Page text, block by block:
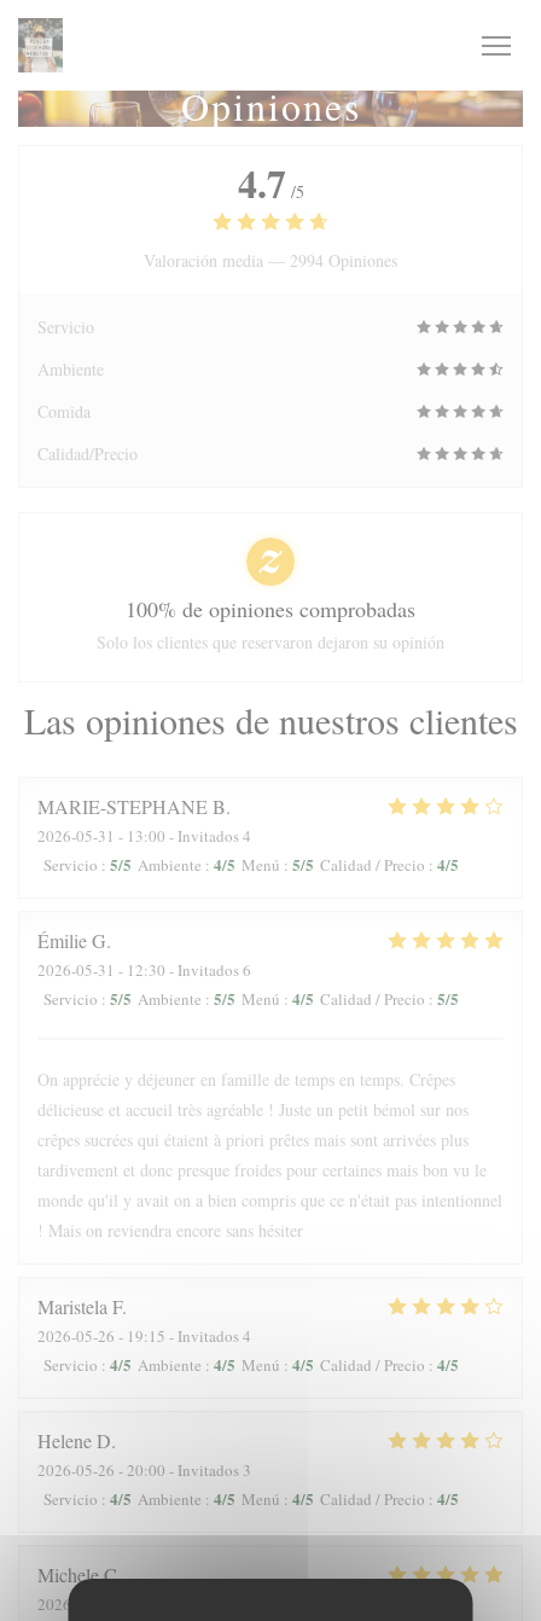
Personalización de sus opciones de cookies
Opiniones
Las opiniones de nuestros clientes
MARIE-STEPHANEB
2026-05-31 - 13:00 - Invitados 4
Servicio : 5/5 Ambiente : 4/5 Menú : 5/5 Calidad / Precio : 4/5
ÉmilieG
2026-05-31 - 12:30 - Invitados 6
Servicio : 5/5 Ambiente : 5/5 Menú : 4/5 Calidad / Precio : 5/5
On apprécie y déjeuner en famille de temps en temps. Crêpes
délicieuse et accueil très agréable ! Juste un petit bémol sur nos
crêpes sucrées qui étaient à priori prêtes mais sont arrivées plus
tardivement et donc presque froides pour certaines mais bon vu le
monde qu'il y avait on a bien compris que ce n'était pas intentionnel
! Mais on reviendra encore sans hésiter
Maristela F
2026-05-26 - 19:15 - Invitados 4
Servicio : 4/5 Ambiente : 4/5 Menú : 4/5 Calidad / Precio : 4/5
HeleneD
2026-05-26 - 20:00 - Invitados 3
Servicio : 4/5 Ambiente : 4/5 Menú : 4/5 Calidad / Precio : 4/5
MicheleC
2026-05-28
4.7 /5
Valoración media — 2994 Opiniones
Servicio
Ambiente
Comida
Calidad/Precio
100% de opiniones comprobadas
Solo los clientes que reservaron dejaron su opinión